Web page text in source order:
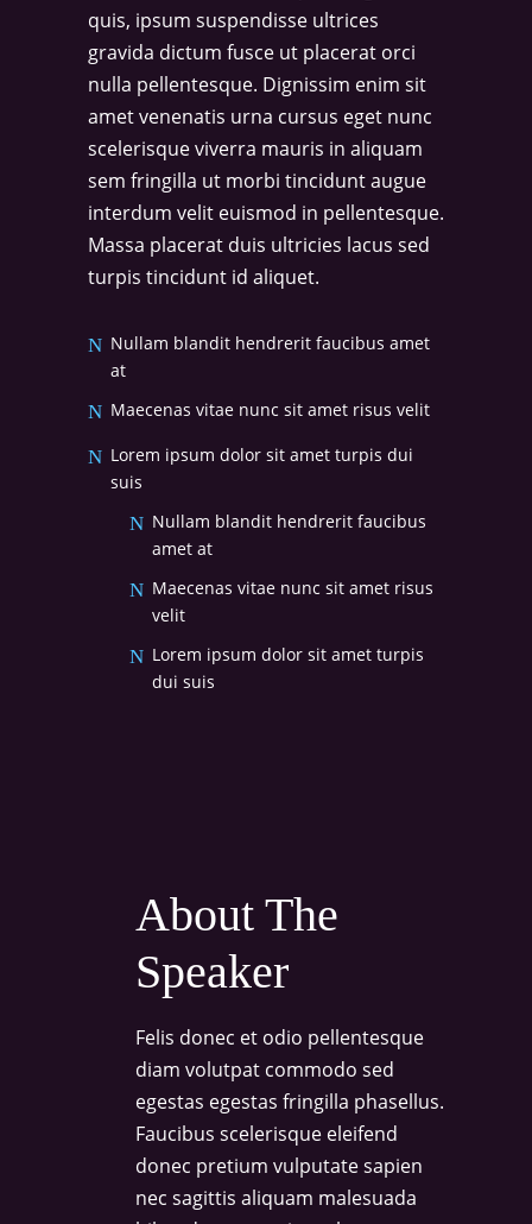
quis, ipsum suspendisse ultrices
gravida dictum fusce ut placerat orci
nulla pellentesque. Dignissim enim sit
amet venenatis urna cursus eget nunc
scelerisque viverra mauris in aliquam
sem fringilla ut morbi tincidunt augue
interdum velit euismod in pellentesque.
Massa placerat duis ultricies lacus sed
turpis tincidunt id aliquet.
Nullam blandit hendrerit faucibus amet
at
Maecenas vitae nunc sit amet risus velit
Lorem ipsum dolor sit amet turpis dui
suis
Nullam blandit hendrerit faucibus
amet at
Maecenas vitae nunc sit amet risus
velit
Lorem ipsum dolor sit amet turpis
dui suis
About The
Speaker
Felis donec et odio pellentesque
diam volutpat commodo sed
egestas egestas fringilla phasellus.
Faucibus scelerisque eleifend
donec pretium vulputate sapien
nec sagittis aliquam malesuada